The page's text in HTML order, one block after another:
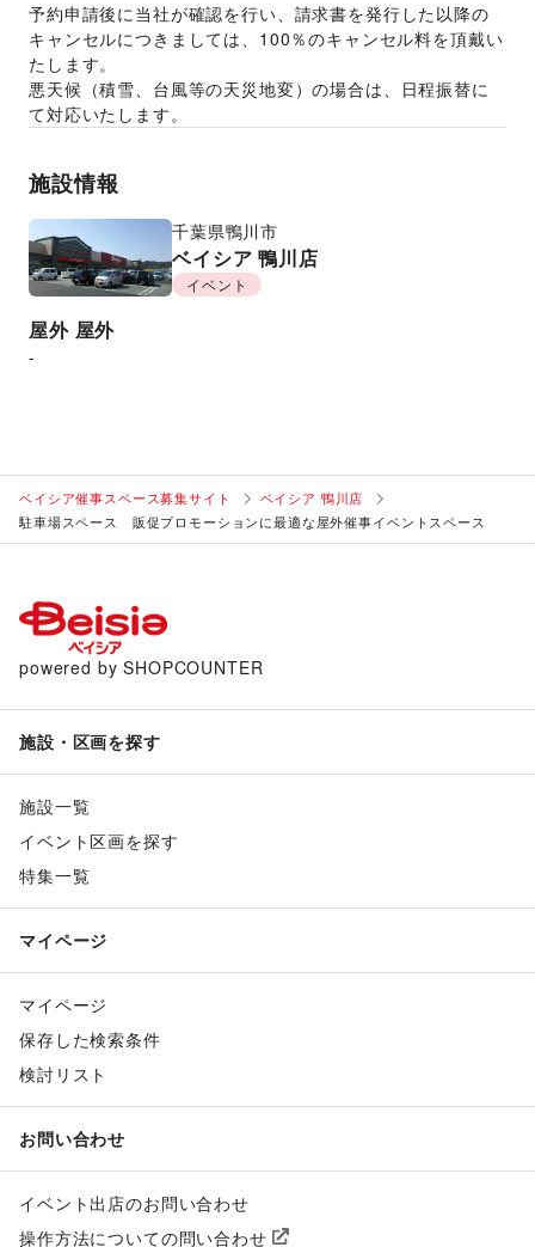
予約申請後に当社が確認を行い、請求書を発行した以降の
キャンセルにつきましては、100％のキャンセル料を頂戴い
たします。
悪天候（積雪、台風等の天災地変）の場合は、日程振替に
て対応いたします。
施設情報
千葉県鴨川市
ベイシア 鴨川店
イベント
屋外 屋外
-
ベイシア催事スペース募集サイト
ベイシア 鴨川店
駐車場スペース 販促プロモーションに最適な屋外催事イベントスペース
powered by SHOPCOUNTER
施設・区画を探す
施設一覧
イベント区画を探す
特集一覧
マイページ
マイページ
保存した検索条件
検討リスト
お問い合わせ
イベント出店のお問い合わせ
操作方法についての問い合わせ